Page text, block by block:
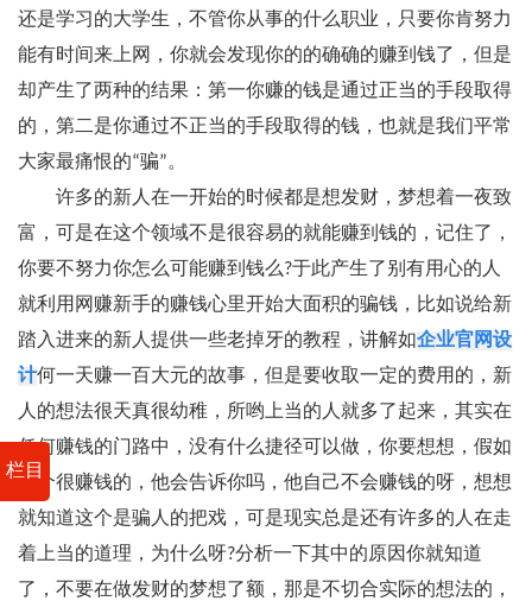
栏目
还是学习的大学生，不管你从事的什么职业，只要你肯努力
能有时间来上网，你就会发现你的的确确的赚到钱了，但是
却产生了两种的结果：第一你赚的钱是通过正当的手段取得
的，第二是你通过不正当的手段取得的钱，也就是我们平常
大家最痛恨的“骗”。
许多的新人在一开始的时候都是想发财，梦想着一夜致
富，可是在这个领域不是很容易的就能赚到钱的，记住了，
你要不努力你怎么可能赚到钱么?于此产生了别有用心的人
就利用网赚新手的赚钱心里开始大面积的骗钱，比如说给新
踏入进来的新人提供一些老掉牙的教程，讲解如企业官网设
计何一天赚一百大元的故事，但是要收取一定的费用的，新
人的想法很天真很幼稚，所哟上当的人就多了起来，其实在
任何赚钱的门路中，没有什么捷径可以做，你要想想，假如
这个很赚钱的，他会告诉你吗，他自己不会赚钱的呀，想想
就知道这个是骗人的把戏，可是现实总是还有许多的人在走
着上当的道理，为什么呀?分析一下其中的原因你就知道
了，不要在做发财的梦想了额，那是不切合实际的想法的，